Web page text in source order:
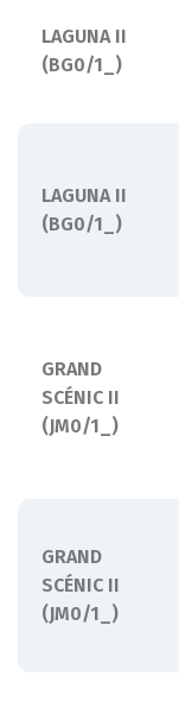
LAGUNA II
(BG0/1_)
LAGUNA II
(BG0/1_)
GRAND
SCÉNIC II
(JM0/1_)
GRAND
SCÉNIC II
(JM0/1_)